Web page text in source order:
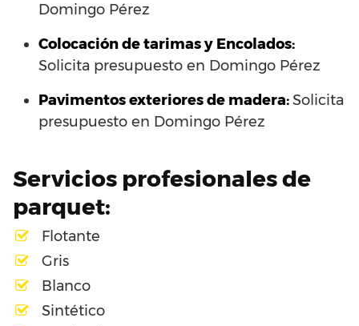
Domingo Pérez
Colocación de tarimas y Encolados:
Solicita presupuesto en Domingo Pérez
Pavimentos exteriores de madera:Solicita
presupuesto en Domingo Pérez
Servicios profesionales de
parquet:
Flotante
Gris
Blanco
Sintético